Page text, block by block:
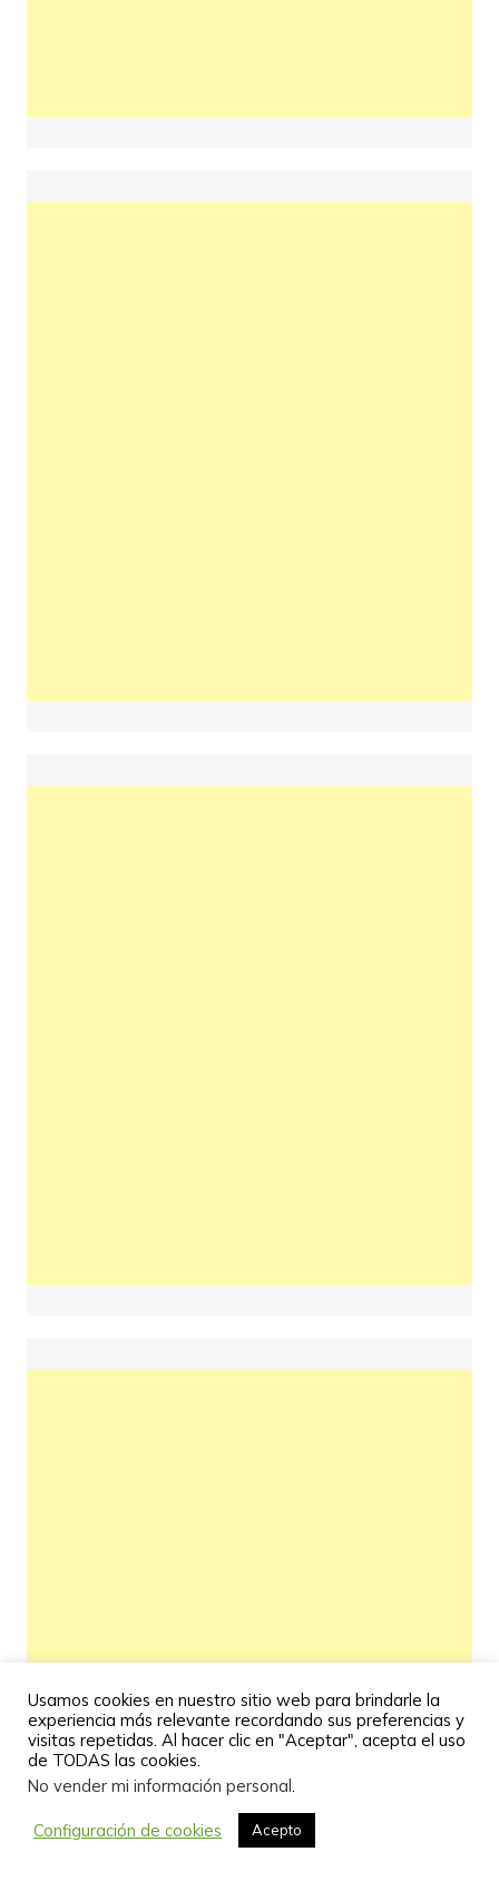
Usamos cookies en nuestro sitio web para brindarle la
experiencia más relevante recordando sus preferencias y
visitas repetidas. Al hacer clic en "Aceptar", acepta el uso
de TODAS las cookies.
No vender mi información personal.
Configuración de cookies Acepto